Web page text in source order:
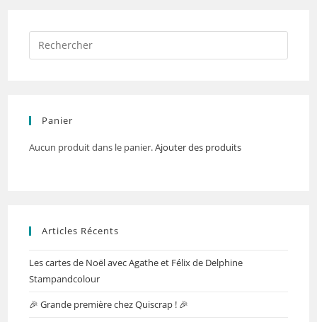
Panier
Aucun produit dans le panier.Ajouter des produits
Articles Récents
Les cartes de Noël avec Agathe et Félix de Delphine
Stampandcolour
🎉 Grande première chez Quiscrap ! 🎉